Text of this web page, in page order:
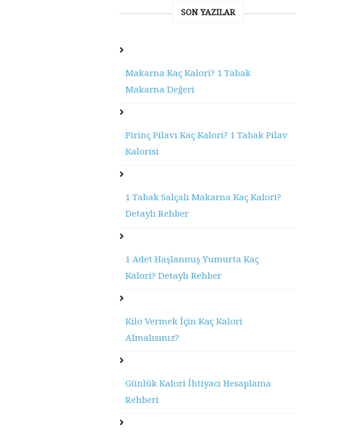
SON YAZILAR
Makarna Kaç Kalori? 1 Tabak
Makarna Değeri
Pirinç Pilavı Kaç Kalori? 1 Tabak Pilav
Kalorisi
1 Tabak Salçalı Makarna Kaç Kalori?
Detaylı Rehber
1 Adet Haşlanmış Yumurta Kaç
Kalori? Detaylı Rehber
Kilo Vermek İçin Kaç Kalori
Almalısınız?
Günlük Kalori İhtiyacı Hesaplama
Rehberi